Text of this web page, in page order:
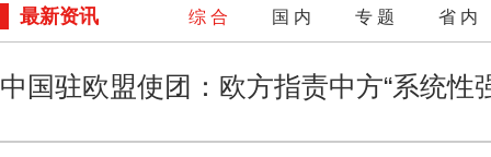
最新资讯 综 合 国 内 专 题 省 内
中国驻欧盟使团：欧方指责中方“系统性